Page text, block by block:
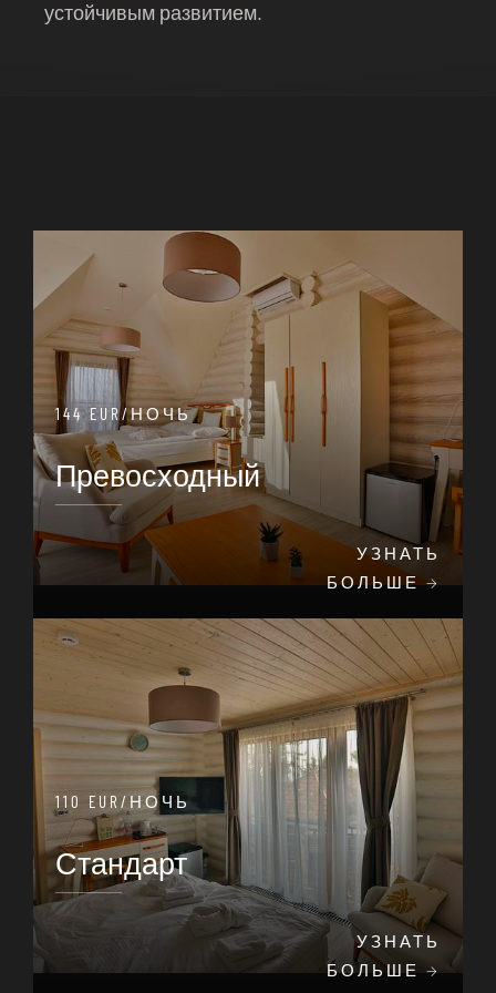
устойчивым развитием.
144 EUR/НОЧЬ
Превосходный
УЗНАТЬ
БОЛЬШЕ
110 EUR/НОЧЬ
Стандарт
УЗНАТЬ
БОЛЬШЕ